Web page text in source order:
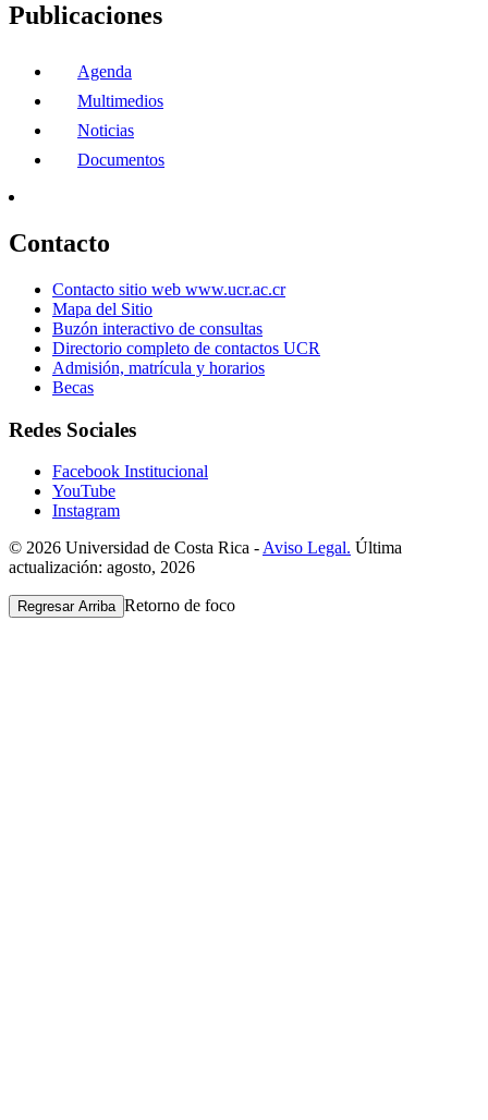
Publicaciones
Agenda
Multimedios
Noticias
Documentos
Contacto
Contacto sitio web www.ucr.ac.cr
Mapa del Sitio
Buzón interactivo de consultas
Directorio completo de contactos UCR
Admisión, matrícula y horarios
Becas
Redes Sociales
Facebook Institucional
YouTube
Instagram
© 2026 Universidad de Costa Rica - Aviso Legal. Última
actualización: agosto, 2026
Regresar Arriba Retorno de foco